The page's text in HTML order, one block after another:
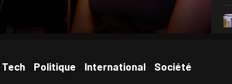
Tech Politique International Société